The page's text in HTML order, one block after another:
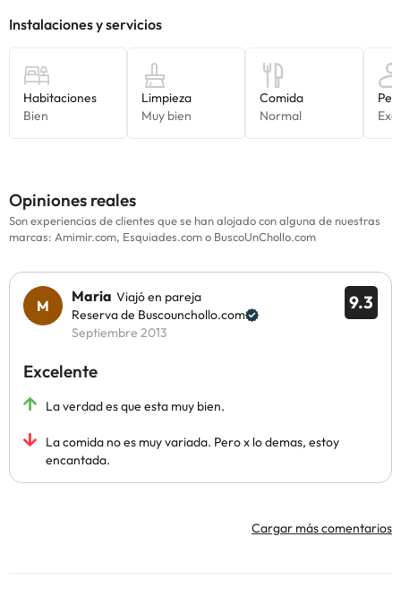
Opiniones reales
Son experiencias de clientes que se han alojado con alguna de nuestras
marcas: Amimir.com, Esquiades.com o BuscoUnChollo.com
9.3
Maria Viajó en pareja
Reserva de Buscounchollo.com
Septiembre 2013
Excelente
La verdad es que esta muy bien.
La comida no es muy variada. Pero x lo demas, estoy
encantada.
Cargar más comentarios